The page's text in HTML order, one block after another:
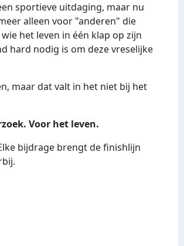
sportieve uitdaging, maar nu
alleen voor "anderen" die
het leven in één klap op zijn
hard nodig is om deze vreselijke
maar dat valt in het niet bij het
Voor het leven.
bijdrage brengt de finishlijn